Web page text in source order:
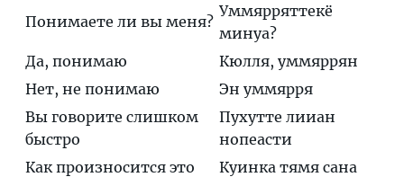
Понимаете ли вы меня?
Уммярряттeкё
минуа?
Да, понимаю
Кюлля, уммяррян
Нет, не понимаю
Эн уммярря
Вы говорите слишком
быстро
Пухуттe лииан
нопеасти
Как произносится это
Куинка тямя сана